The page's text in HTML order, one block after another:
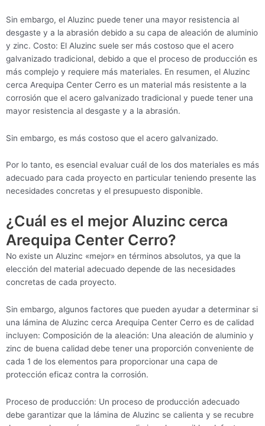
Sin embargo, el Aluzinc puede tener una mayor resistencia al
desgaste y a la abrasión debido a su capa de aleación de aluminio
y zinc. Costo: El Aluzinc suele ser más costoso que el acero
galvanizado tradicional, debido a que el proceso de producción es
más complejo y requiere más materiales. En resumen, el Aluzinc
cerca Arequipa Center Cerro es un material más resistente a la
corrosión que el acero galvanizado tradicional y puede tener una
mayor resistencia al desgaste y a la abrasión.
Sin embargo, es más costoso que el acero galvanizado.
Por lo tanto, es esencial evaluar cuál de los dos materiales es más
adecuado para cada proyecto en particular teniendo presente las
necesidades concretas y el presupuesto disponible.
¿Cuál es el mejor Aluzinc cerca
Arequipa Center Cerro?
No existe un Aluzinc «mejor» en términos absolutos, ya que la
elección del material adecuado depende de las necesidades
concretas de cada proyecto.
Sin embargo, algunos factores que pueden ayudar a determinar si
una lámina de Aluzinc cerca Arequipa Center Cerro es de calidad
incluyen: Composición de la aleación: Una aleación de aluminio y
zinc de buena calidad debe tener una proporción conveniente de
cada 1 de los elementos para proporcionar una capa de
protección eficaz contra la corrosión.
Proceso de producción: Un proceso de producción adecuado
debe garantizar que la lámina de Aluzinc se calienta y se recubre